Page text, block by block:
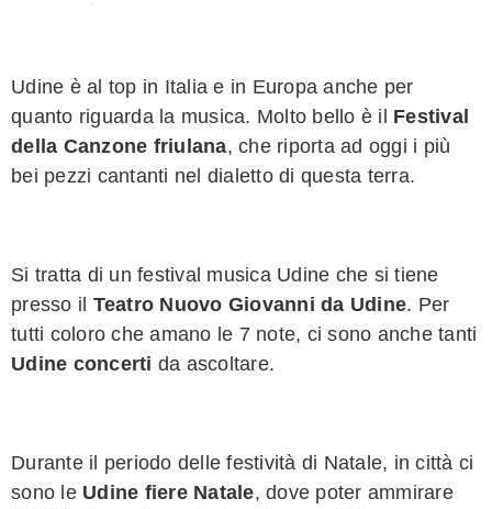
Udine è al top in Italia e in Europa anche per
quanto riguarda la musica. Molto bello è il Festival
della Canzone friulana, che riporta ad oggi i più
bei pezzi cantanti nel dialetto di questa terra.
Si tratta di un festival musica Udine che si tiene
presso il Teatro Nuovo Giovanni da Udine. Per
tutti coloro che amano le 7 note, ci sono anche tanti
Udine concerti da ascoltare.
Durante il periodo delle festività di Natale, in città ci
sono le Udine fiere Natale, dove poter ammirare